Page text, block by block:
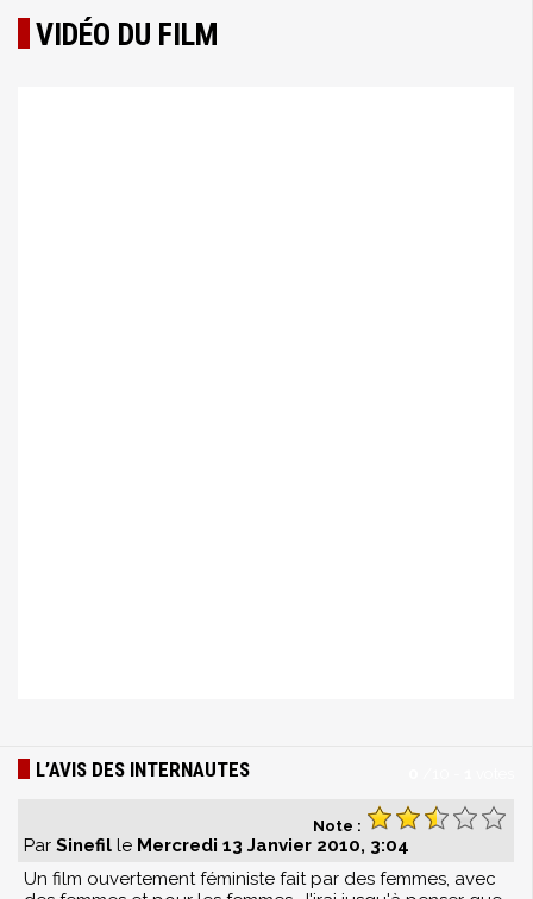
VIDÉO DU FILM
L’AVIS DES INTERNAUTES
Note :
Par Sinefil le Mercredi 13 Janvier 2010, 3:04
Un film ouvertement féministe fait par des femmes, avec